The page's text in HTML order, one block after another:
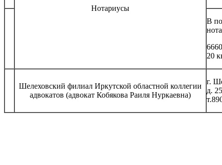
Нотариусы
В
20
Шелеховский филиал Иркутской областной коллегии
адвокатов (адвокат Кобякова Раиля Нуркаевна)
г.
д.